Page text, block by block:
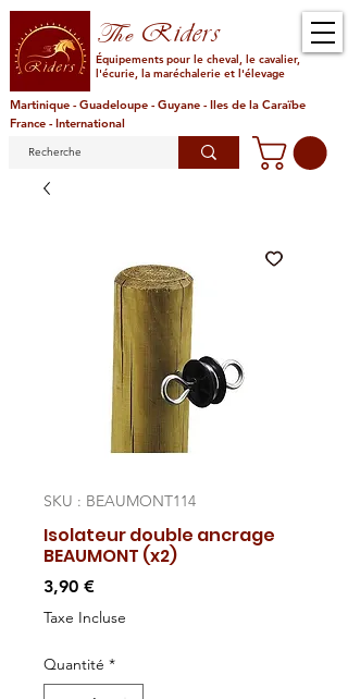
TheRiders
Équipements pour le cheval, le cavalier,
l'écurie, la maréchalerie et l'élevage
Martinique - Guadeloupe - Guyane - Iles de la Caraïbe
France - International
SKU : BEAUMONT114
Isolateur double ancrage
BEAUMONT (x2)
3,90 €Prix
Taxe Incluse
Quantité *